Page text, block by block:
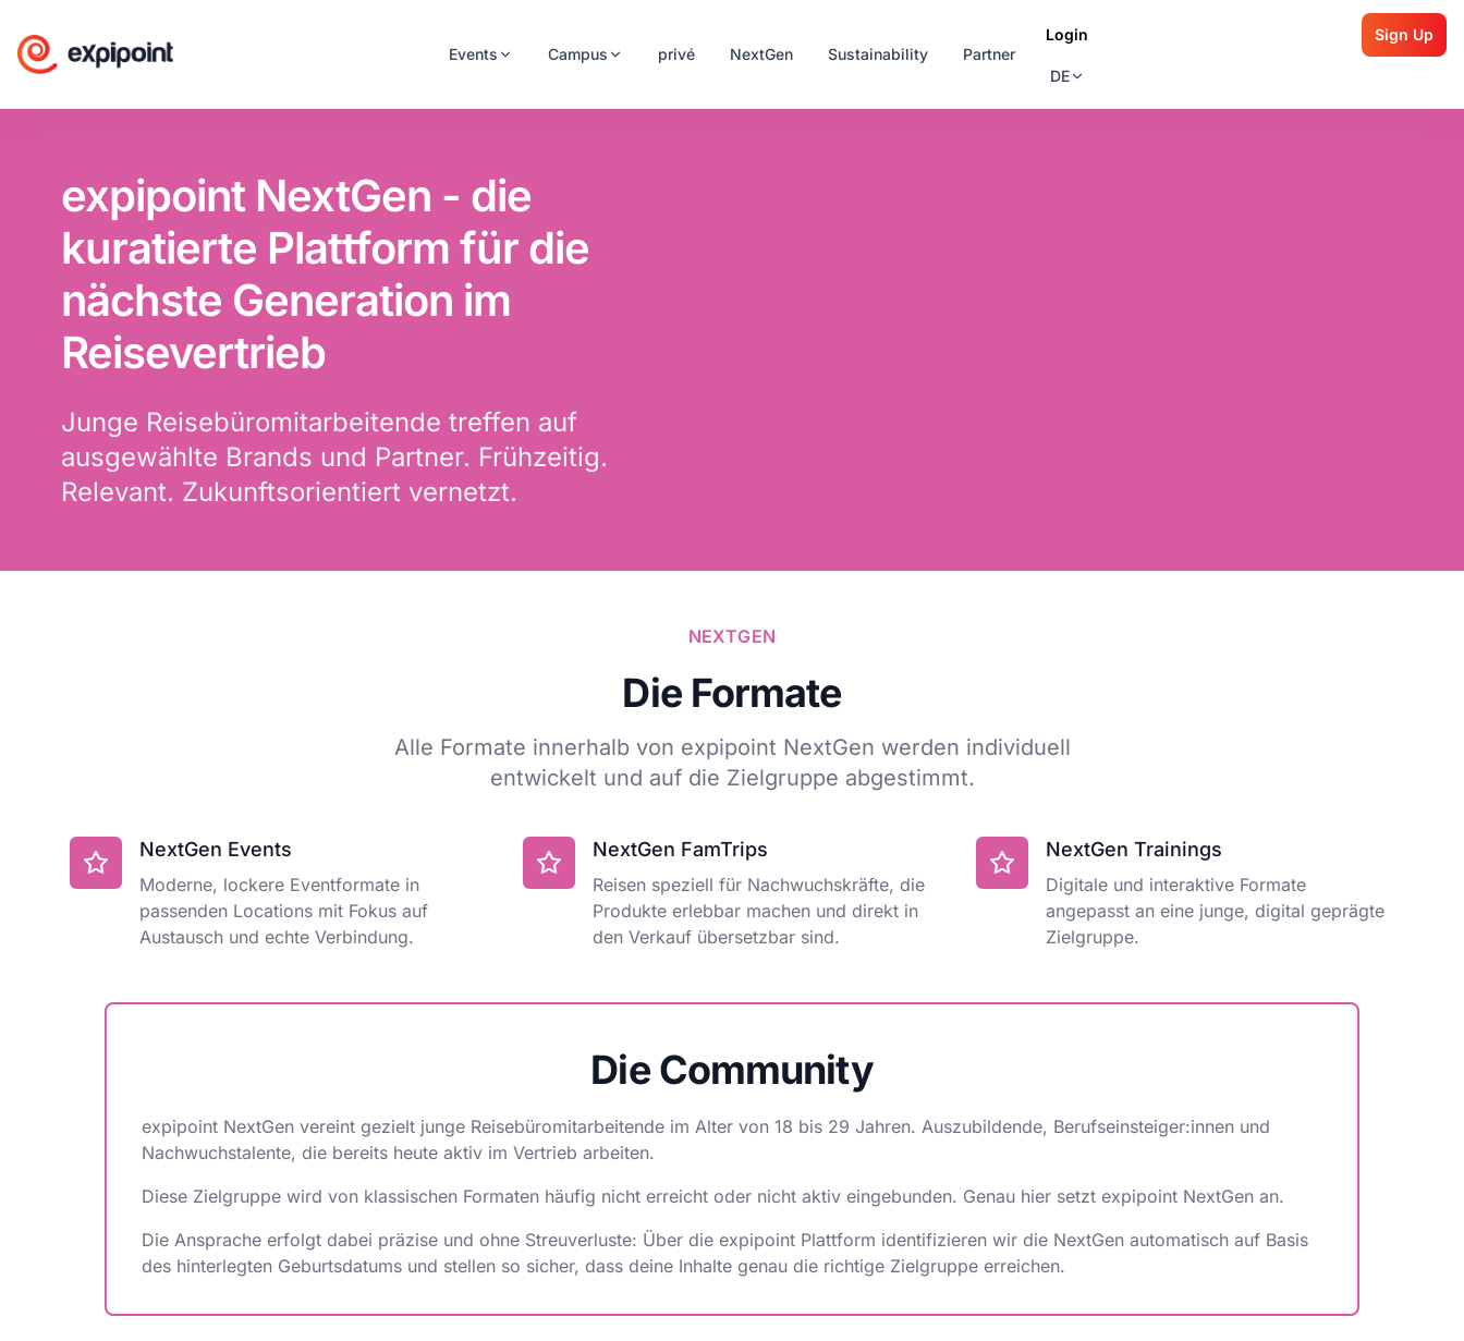
Events Campus privé NextGen Sustainability Partner
Login Sign Up
DE
expipoint NextGen - die
kuratierte Plattform für die
nächste Generation im
Reisevertrieb
Junge Reisebüromitarbeitende treffen auf
ausgewählte Brands und Partner. Frühzeitig.
Relevant. Zukunftsorientiert vernetzt.
NEXTGEN
Die Formate
Alle Formate innerhalb von expipoint NextGen werden individuell
entwickelt und auf die Zielgruppe abgestimmt.
NextGen Events
Moderne, lockere Eventformate in
passenden Locations mit Fokus auf
Austausch und echte Verbindung.
NextGen FamTrips
Reisen speziell für Nachwuchskräfte, die
Produkte erlebbar machen und direkt in
den Verkauf übersetzbar sind.
NextGen Trainings
Digitale und interaktive Formate
angepasst an eine junge, digital geprägte
Zielgruppe.
Die Community
expipoint NextGen vereint gezielt junge Reisebüromitarbeitende im Alter von 18 bis 29 Jahren. Auszubildende, Berufseinsteiger:innen und
Nachwuchstalente, die bereits heute aktiv im Vertrieb arbeiten.
Diese Zielgruppe wird von klassischen Formaten häufig nicht erreicht oder nicht aktiv eingebunden. Genau hier setzt expipoint NextGen an.
Die Ansprache erfolgt dabei präzise und ohne Streuverluste: Über die expipoint Plattform identifizieren wir die NextGen automatisch auf Basis
des hinterlegten Geburtsdatums und stellen so sicher, dass deine Inhalte genau die richtige Zielgruppe erreichen.